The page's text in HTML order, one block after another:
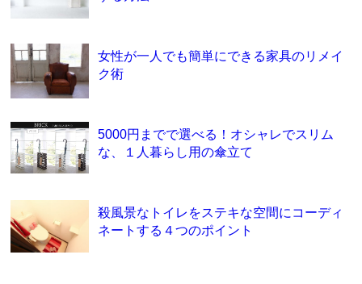
女性が一人でも簡単にできる家具のリメイ
ク術
5000円までで選べる！オシャレでスリム
な、１人暮らし用の傘立て
殺風景なトイレをステキな空間にコーディ
ネートする４つのポイント